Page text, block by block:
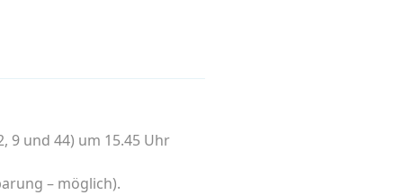
9 und 44) um 15.45 Uhr
– möglich).